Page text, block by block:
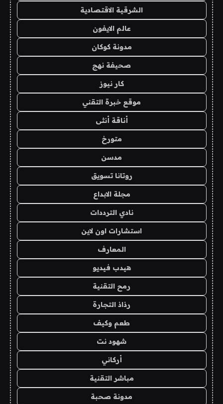
الشرقية الاقتصادية
عالم الايفون
مدونة كوكان
صحيفة نهج
كار نيوز
موقع خبرة التقني
أناقة أنثى
متورخ
مدسن
روتانا تسويق
مجلة الابداع
نادي الترددات
استشارات اون لاين
المعارف
هيدب فيديو
رمح التقنية
رذاذ التجارة
طعم وكيف
شهود نت
أركاني
مباشر التقنية
مدونة صحبة